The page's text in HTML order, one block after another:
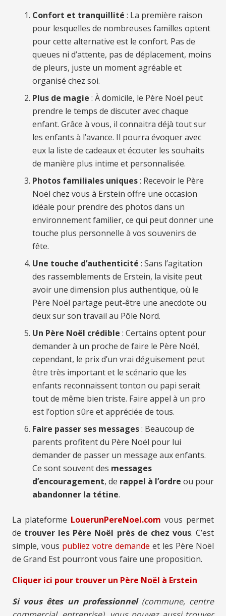
Confort et tranquillité : La première raison
pour lesquelles de nombreuses familles optent
pour cette alternative est le confort. Pas de
queues ni d’attente, pas de déplacement, moins
de pleurs, juste un moment agréable et
organisé chez soi.
Plus de magie : À domicile, le Père Noël peut
prendre le temps de discuter avec chaque
enfant. Grâce à vous, il connaitra déjà tout sur
les enfants à l’avance. Il pourra évoquer avec
eux la liste de cadeaux et écouter les souhaits
de manière plus intime et personnalisée.
Photos familiales uniques: Recevoir le Père
Noël chez vous à Erstein offre une occasion
idéale pour prendre des photos dans un
environnement familier, ce qui peut donner une
touche plus personnelle à vos souvenirs de
fête.
Une touche d’authenticité : Sans l’agitation
des rassemblements de Erstein, la visite peut
avoir une dimension plus authentique, où le
Père Noël partage peut-être une anecdote ou
deux sur son travail au Pôle Nord.
Un Père Noël crédible : Certains optent pour
demander à un proche de faire le Père Noël,
cependant, le prix d’un vrai déguisement peut
être très important et le scénario que les
enfants reconnaissent tonton ou papi serait
tout de même bien triste. Faire appel à un pro
est l’option sûre et appréciée de tous.
Faire passer ses messages: Beaucoup de
parents profitent du Père Noël pour lui
demander de passer un message aux enfants.
Ce sont souvent des messages
d’encouragement, de rappel à l’ordre ou pour
abandonner la tétine.
La plateforme LouerunPereNoel.com vous permet
de trouver les Père Noël près de chez vous. C’est
simple, vous publiez votre demande et les Père Noël
de Grand Est pourront vous faire une proposition.
Cliquer ici pour trouver un Père Noël à Erstein
Si vous êtes un professionnel(commune, centre